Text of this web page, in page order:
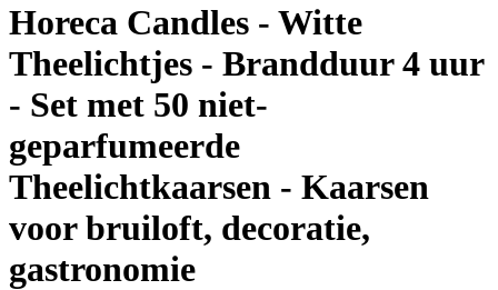
Horeca Candles - Witte
Theelichtjes - Brandduur 4 uur
- Set met 50 niet-
geparfumeerde
Theelichtkaarsen - Kaarsen
voor bruiloft, decoratie,
gastronomie